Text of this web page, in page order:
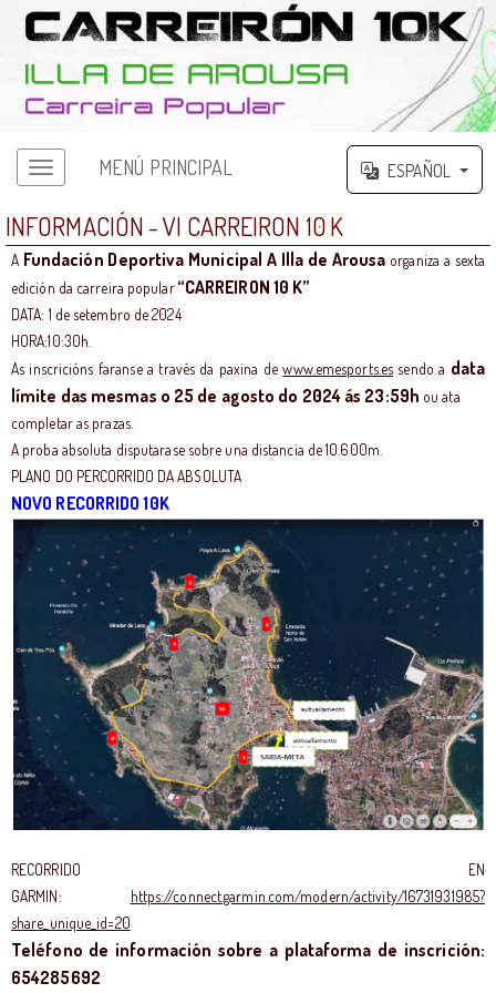
Menú principalMENÚ PRINCIPAL ESPAÑOL
INFORMACIÓN - VI CARREIRON 10 K
A Fundación Deportiva Municipal A Illa de Arousa organiza a sexta
edición da carreira popular“CARREIRON 10 K”
DATA: 1 de setembro de 2024
HORA:10:30h.
As inscricións faranse a través da paxina dewww.emesports.es sendo a data
límite das mesmas o 25 de agosto do 2024 ás 23:59h ou ata
completar as prazas.
A proba absoluta disputarase sobre una distancia de 10.600m.
PLANO DO PERCORRIDO DA ABSOLUTA
NOVO RECORRIDO 10K
RECORRIDO EN
GARMIN: https://connect.garmin.com/modern/activity/16731931985?
share_unique_id=20
Teléfono de información sobre a plataforma de inscrición:
654285692